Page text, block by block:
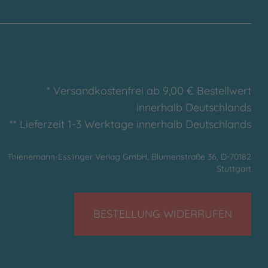
* Versandkostenfrei ab 9,00 € Bestellwert
innerhalb Deutschlands
** Lieferzeit 1-3 Werktage innerhalb Deutschlands
Thienemann-Esslinger Verlag GmbH, Blumenstraße 36, D-70182
Stuttgart
BESTELLUNG WIDERRUFEN